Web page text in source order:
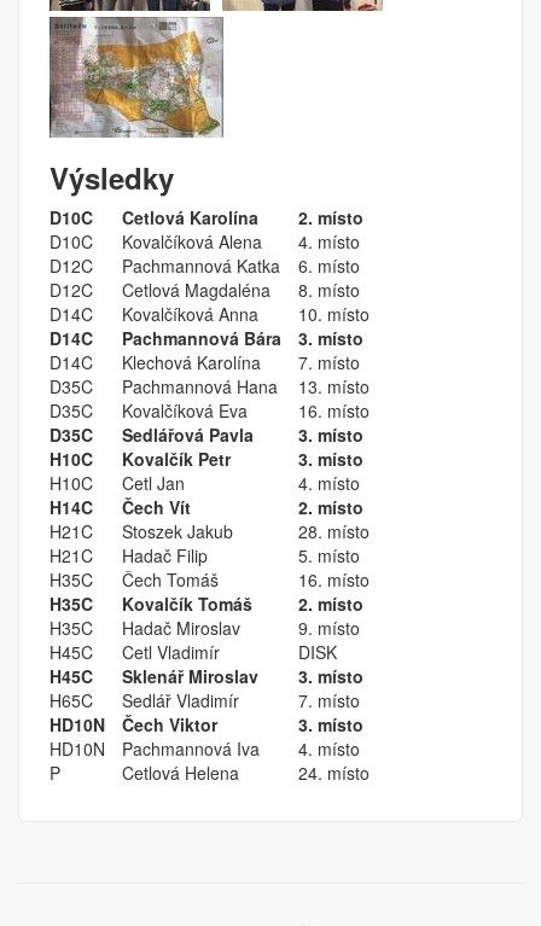
Výsledky
D10C Cetlová Karolína
2. místo
D10C
Kovalčíková Alena
4. místo
D12C
Pachmannová Katka 6. místo
D12C
Cetlová Magdaléna
8. místo
D14C
Kovalčíková Anna
10. místo
D14C
Pachmannová Bára 3. místo
D14C
Klechová Karolína
7. místo
D35C
Pachmannová Hana
13. místo
D35C
Kovalčíková Eva
16. místo
D35C
Sedlářová Pavla
3. místo
H10C
Kovalčík Petr
3. místo
H10C
Cetl Jan
4. místo
H14C
Čech Vít
2. místo
H21C
Stoszek Jakub
28. místo
H21C
Hadač Filip
5. místo
H35C
Čech Tomáš
16. místo
H35C
Kovalčík Tomáš
2. místo
H35C
Hadač Miroslav
9. místo
H45C
Cetl Vladimír
DISK
H45C
Sklenář Miroslav
3. místo
H65C
Sedlář Vladimír
7. místo
HD10N Čech Viktor
3. místo
HD10N Pachmannová Iva
4. místo
P
Cetlová Helena 24. místo